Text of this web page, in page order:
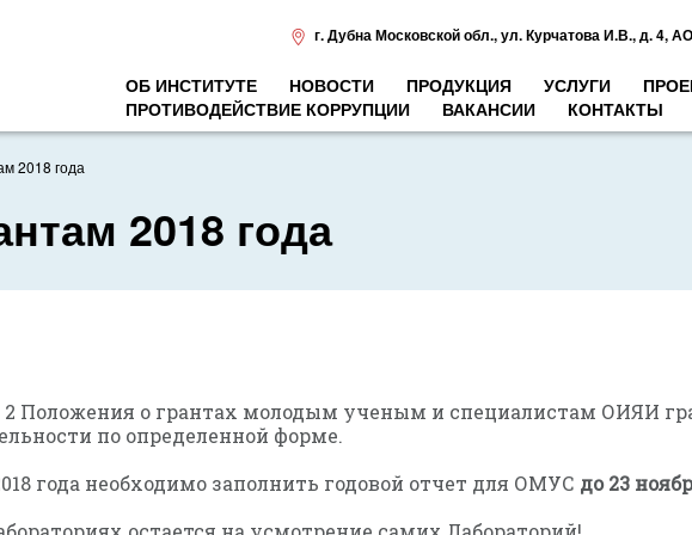
г. Дубна Московской обл.,ул. Курчатова И.В., д. 4,
ОБ ИНСТИТУТЕ НОВОСТИ ПРОДУКЦИЯ УСЛУГИ
ПРОТИВОДЕЙСТВИЕ КОРРУПЦИИ
ВАКАНСИИ КОНТАКТЫ
2018 года
2018 года
2 Положения о грантах молодым ученым и специалистам ОИЯИ
по определенной форме.
года необходимо заполнить годовой отчет для ОМУС до 23